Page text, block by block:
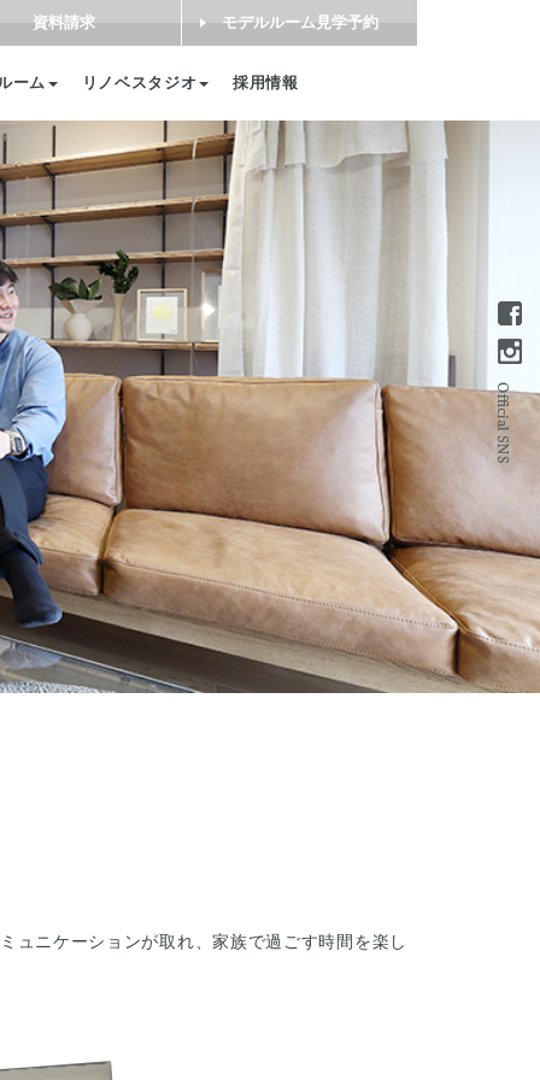
ーム リノベスタジオ 採用情報
資料請求 モデルルーム見学予約
ュニケーションが取れ、家族で過ごす時間を楽し